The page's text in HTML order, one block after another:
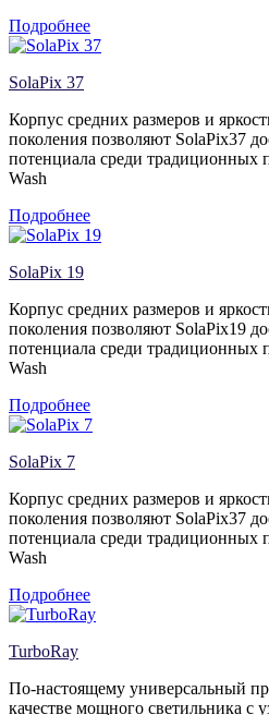
Подробнее
SolaPix 37
Корпус средних размеров и
поколения позволяют SolaPix37
потенциала среди традиционных
Wash
Подробнее
SolaPix 19
Корпус средних размеров и
поколения позволяют SolaPix19
потенциала среди традиционных
Wash
Подробнее
SolaPix 7
Корпус средних размеров и
поколения позволяют SolaPix37
потенциала среди традиционных
Wash
Подробнее
TurboRay
По-настоящему универсальный
качестве мощного светильника с